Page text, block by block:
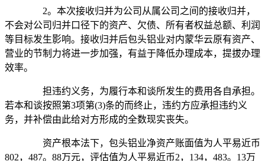
2。本次接收归并为公司从属公司之间的接收归并，
不会对公司归并口径下的资产、欠债、所有者权益总额、利润
等目标发生影响。接收归并后包头铝业对内蒙华云原有资产、
营业的节制力将进一步加强，有益于降低办理成本，提拔办理
效率。
担违约义务，为履行本和谈所发生的费用各自承担。
若本和谈按照第3项第(3)条的而终止，违约方应承担违约义
务，并补偿由此给对方形成的全数现实丧失。
资产根本法下，包头铝业净资产账面值为人平易近币
802，487。88万元，评估值为人平易近币2，134，483。13万